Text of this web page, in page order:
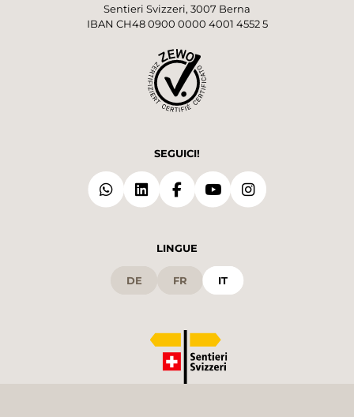
Sentieri Svizzeri, 3007 Berna
IBAN CH48 0900 0000 4001 4552 5
SEGUICI!
LINGUE
DE FR IT